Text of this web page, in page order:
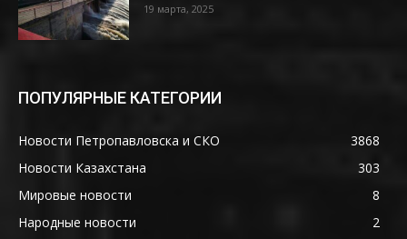
19 марта, 2025
ПОПУЛЯРНЫЕ КАТЕГОРИИ
Новости Петропавловска и СКО
3868
Новости Казахстана
303
Мировые новости
8
Народные новости
2